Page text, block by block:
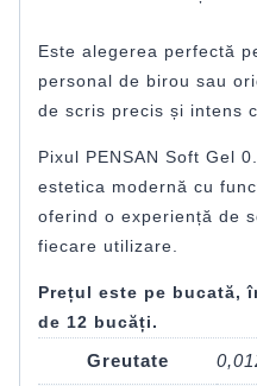
Este alegerea perfectă
personal de birou sau
de scris precis și intens
Pixul PENSAN Soft Gel
estetica modernă cu
oferind o experiență de
fiecare utilizare.
Prețul este pe bucată,
de 12 bucăți.
Greutate